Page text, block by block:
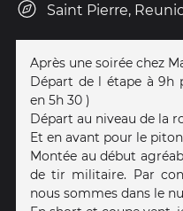
Saint Pierre,
Après une soirée chez
Départ de l étape à 9h
en 5h 30 )
Départ au niveau de la
Et en avant pour le
Montée au début
de tir militaire. Par
nous sommes dans le